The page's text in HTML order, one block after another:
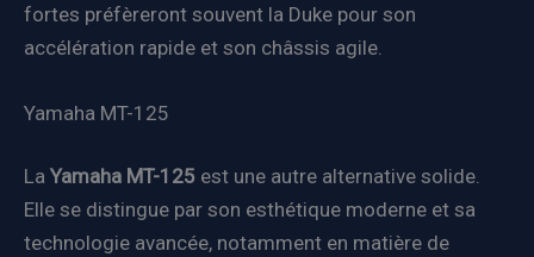
fortes préfèreront souvent la Duke pour son
accélération rapide et son châssis agile.
Yamaha MT-125
La Yamaha MT-125 est une autre alternative solide.
Elle se distingue par son esthétique moderne et sa
technologie avancée, notamment en matière de